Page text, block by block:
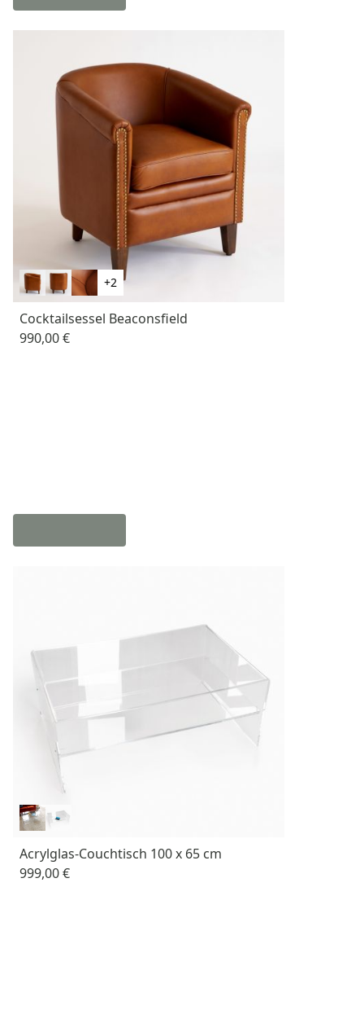
+2
Cocktailsessel Beaconsfield
990,00 €
Acrylglas-Couchtisch 100 x 65 cm
999,00 €